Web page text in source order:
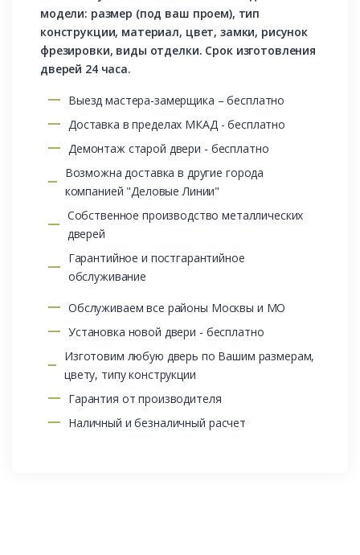
модели: размер (под ваш проем), тип
конструкции, материал, цвет, замки, рисунок
фрезировки, виды отделки. Срок изготовления
дверей 24 часа.
Выезд мастера-замерщика – бесплатно
Доставка в пределах МКАД - бесплатно
Демонтаж старой двери - бесплатно
Возможна доставка в другие города
компанией "Деловые Линии"
Собственное производство металлических
дверей
Гарантийное и постгарантийное
обслуживание
Обслуживаем все районы Москвы и МО
Установка новой двери - бесплатно
Изготовим любую дверь по Вашим размерам,
цвету, типу конструкции
Гарантия от производителя
Наличный и безналичный расчет